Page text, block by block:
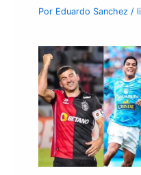
Por Eduardo Sanchez/